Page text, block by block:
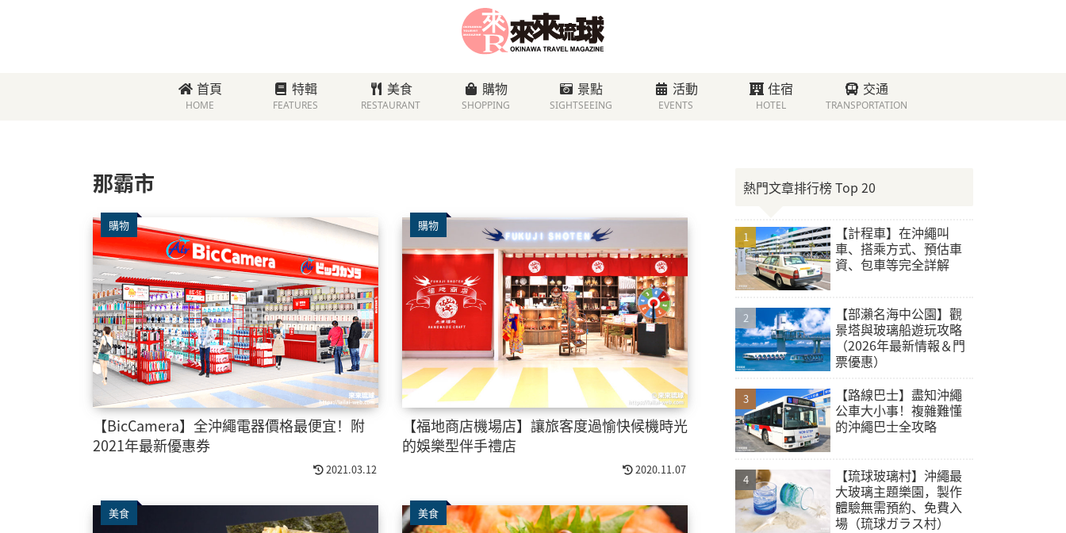
首頁
HOME
特輯
FEATURES
美食
RESTAURANT
購物
SHOPPING
景點
SIGHTSEEING
活動
EVENTS
住宿
HOTEL
交通
TRANSPORTATION
那霸市
購物
【BicCamera】全沖繩電器價格最便宜！附
2021年最新優惠券
2021.03.12
購物
【福地商店機場店】讓旅客度過愉快候機時光
的娛樂型伴手禮店
2020.11.07
美食 美食
熱門文章排行榜 Top 20
【計程車】在沖繩叫
車、搭乘方式、預估車
資、包車等完全詳解
【部瀨名海中公園】觀
景塔與玻璃船遊玩攻略
（2026年最新情報＆門
票優惠）
【路線巴士】盡知沖繩
公車大小事！複雜難懂
的沖繩巴士全攻略
【琉球玻璃村】沖繩最
大玻璃主題樂園，製作
體驗無需預約、免費入
場（琉球ガラス村）